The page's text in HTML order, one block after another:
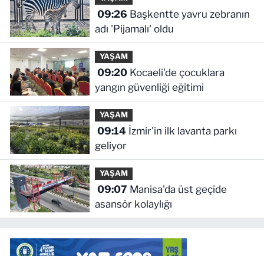
09:26
adı 'Pijamalı' oldu
YAŞAM
09:20Kocaeli'de çocuklara
yangın güvenliği eğitimi
YAŞAM
09:14İzmir'in ilk lavanta parkı
geliyor
YAŞAM
09:07
asansör kolaylığı